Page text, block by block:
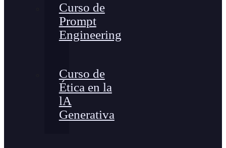
Curso de
Prompt
Engineering
Curso de
Ética en la
lA
Generativa